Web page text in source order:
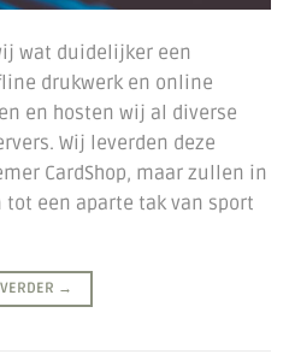
wat duidelijker een
drukwerk en online
en hosten wij al diverse
Wij leverden deze
CardShop, maar zullen in
een aparte tak van sport
→